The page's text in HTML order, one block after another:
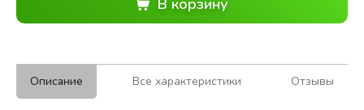
Описание Все характеристики Отзывы